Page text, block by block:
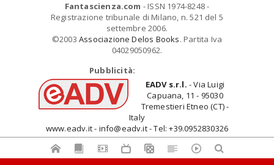
Fantascienza.com - ISSN 1974-8248 -
Registrazione tribunale di Milano, n. 521 del 5
settembre 2006.
©2003 Associazione Delos Books. Partita Iva
04029050962.
Pubblicità:
EADV s.r.l. - Via Luigi
Capuana, 11 - 95030
Tremestieri Etneo (CT) -
Italy
www.eadv.it - info@eadv.it - Tel: +39.0952830326